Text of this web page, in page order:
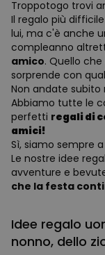
Troppotogo trovi
Il regalo più
lui, ma c'è anche
compleanno
amico. Quello
sorprende con
Non andate subito
Abbiamo tutte le
perfetti regali di
amici!
Sì, siamo sempre
Le nostre idee
avventure e
che la festa
Idee regalo
nonno, dello